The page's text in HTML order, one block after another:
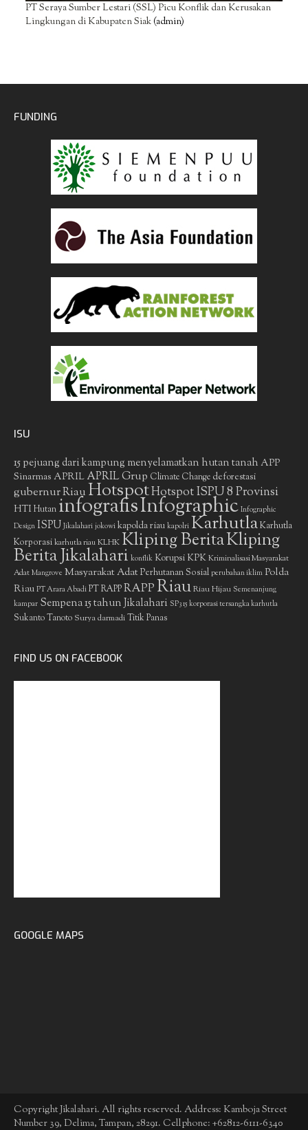
PT Seraya Sumber Lestari (SSL) Picu Konflik dan Kerusakan
Lingkungan di Kabupaten Siak(admin)
FUNDING
ISU
15 pejuang dari kampung menyelamatkan hutan tanah APP
Sinarmas APRIL APRIL Grup Climate Change deforestasi
gubernur RiauHotspotHotspot ISPU 8 Provinsi
HTIHutan infografisInfographic Infographic
Design ISPU Jikalahari jokowi kapolda riau kapolri KarhutlaKarhutla
Korporasikarhutla riauKLHKKliping BeritaKliping
Berita Jikalahari konflik Korupsi KPKKriminalisasi Masyarakat
Adat Mangrove Masyarakat AdatPerhutanan Sosial perubahan iklim Polda
Riau PT Arara Abadi PT RAPPRAPPRiauRiau Hijau Semenanjung
kampar Sempena 15 tahun Jikalahari SP3 15 korporasi tersangka karhutla
Sukanto Tanoto Surya darmadiTitik Panas
FIND US ON FACEBOOK
GOOGLE MAPS
Copyright Jikalahari. All rights reserved. Address: Kamboja Street
Number 39, Delima, Tampan, 28291. Cellphone: +62812-6111-6340